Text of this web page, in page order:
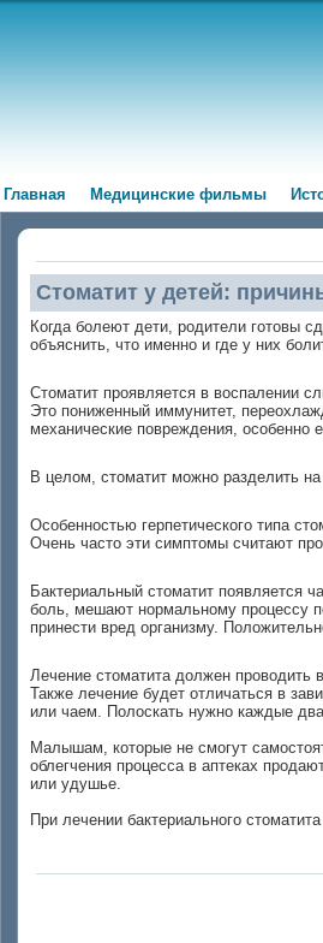
Главная Медицинские фильмы
Стоматит у детей:
Когда болеют дети, родители готовы
объяснить, что именно и где у них
Стоматит проявляется в воспалении
Это пониженный иммунитет,
механические повреждения, особенно
В целом, стоматит можно разделить
Особенностью герпетического типа
Очень часто эти симптомы считают
Бактериальный стоматит появляется
боль, мешают нормальному процессу
принести вред организму.
Лечение стоматита должен проводить
Также лечение будет отличаться в
или чаем. Полоскать нужно каждые
Малышам, которые не смогут
облегчения процесса в аптеках
или удушье.
При лечении бактериального